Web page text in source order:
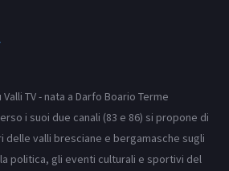
TV - nata a Darfo Boario Terme
i suoi due canali (83 e 86) si propone di
valli bresciane e bergamasche sugli
politica, gli eventi culturali e sportivi del